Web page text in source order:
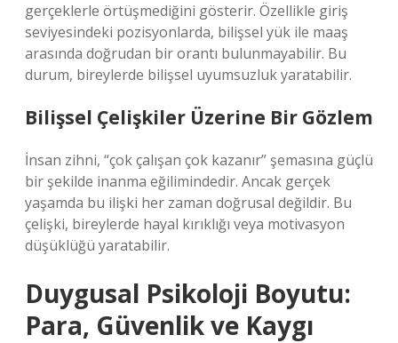
gerçeklerle örtüşmediğini gösterir. Özellikle giriş
seviyesindeki pozisyonlarda, bilişsel yük ile maaş
arasında doğrudan bir orantı bulunmayabilir. Bu
durum, bireylerde bilişsel uyumsuzluk yaratabilir.
Bilişsel Çelişkiler Üzerine Bir Gözlem
İnsan zihni, “çok çalışan çok kazanır” şemasına güçlü
bir şekilde inanma eğilimindedir. Ancak gerçek
yaşamda bu ilişki her zaman doğrusal değildir. Bu
çelişki, bireylerde hayal kırıklığı veya motivasyon
düşüklüğü yaratabilir.
Duygusal Psikoloji Boyutu:
Para, Güvenlik ve Kaygı